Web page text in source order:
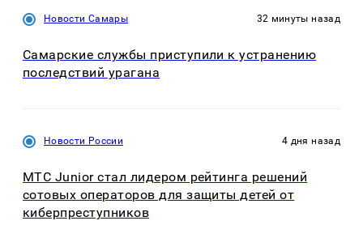
Новости Самары 32 минуты назад
Самарские службы приступили к устранению
последствий урагана
Новости России 4 дня назад
МТС Junior стал лидером рейтинга решений
сотовых операторов для защиты детей от
киберпреступников